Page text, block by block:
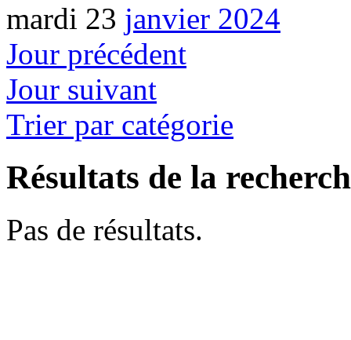
mardi 23 janvier 2024
Jour précédent
Jour suivant
Trier par catégorie
Résultats de la
Pas de résultats.